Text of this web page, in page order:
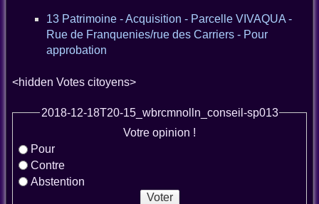
13 Patrimoine - Acquisition - Parcelle VIVAQUA -
Rue de Franquenies/rue des Carriers - Pour
approbation
<hidden Votes citoyens>
2018-12-18T20-15_wbrcmnolln_conseil-sp013
Votre opinion !
Pour
Contre
Abstention